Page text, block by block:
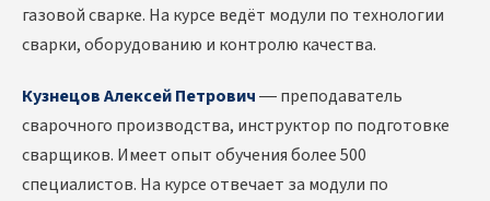
газовой сварке. На курсе ведёт модули по технологии
сварки, оборудованию и контролю качества.
Кузнецов Алексей Петрович— преподаватель
сварочного производства, инструктор по подготовке
сварщиков. Имеет опыт обучения более 500
специалистов. На курсе отвечает за модули по